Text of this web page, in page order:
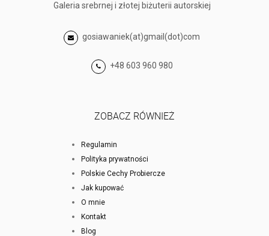
Galeria srebrnej i złotej biżuterii autorskiej
gosiawaniek(at)gmail(dot)com
+48 603 960 980
ZOBACZ RÓWNIEŻ
Regulamin
Polityka prywatności
Polskie Cechy Probiercze
Jak kupować
O mnie
Kontakt
Blog